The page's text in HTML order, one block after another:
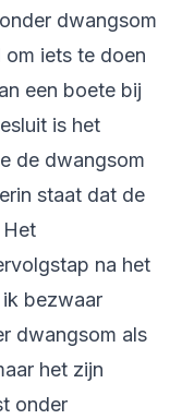
dwangsom
iets te doen
een boete bij
is het
de dwangsom
staat dat de
Het
na het
bezwaar
dwangsom als
het zijn
onder